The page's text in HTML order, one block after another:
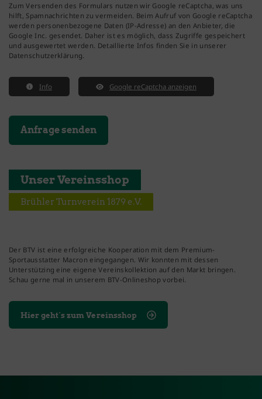
Zum Versenden des Formulars nutzen wir Google reCaptcha, was uns
hilft, Spamnachrichten zu vermeiden. Beim Aufruf von Google reCaptcha
werden personenbezogene Daten (IP-Adresse) an den Anbieter, die
Google Inc. gesendet. Daher ist es möglich, dass Zugriffe gespeichert
und ausgewertet werden. Detaillierte Infos finden Sie in unserer
Datenschutzerklärung.
Info Google reCaptcha anzeigen
Unser Vereinsshop
Brühler Turnverein 1879 e.V.
Der BTV ist eine erfolgreiche Kooperation mit dem Premium-
Sportausstatter Macron eingegangen. Wir konnten mit dessen
Unterstützing eine eigene Vereinskollektion auf den Markt bringen.
Schau gerne mal in unserem BTV-Onlineshop vorbei.
Hier geht´s zum Vereinsshop